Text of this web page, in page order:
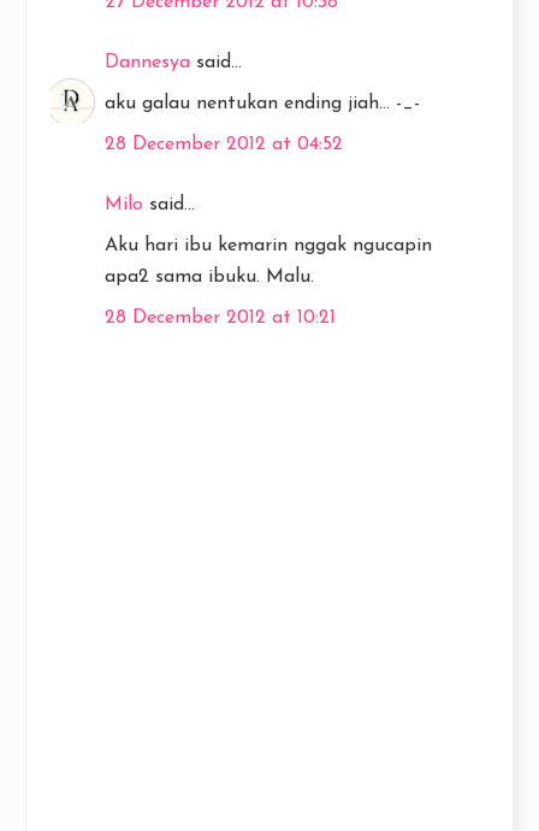
Dannesya said...
aku galau nentukan ending jiah... -_-
28 December 2012 at 04:52
Milo said...
Aku hari ibu kemarin nggak ngucapin
apa2 sama ibuku. Malu.
28 December 2012 at 10:21